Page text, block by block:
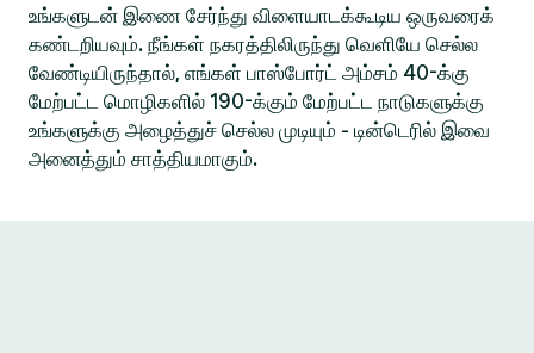
உங்களுடன் இணை சேர்ந்து விளையாடக்கூடிய ஒருவரைக்
கண்டறியவும். நீங்கள் நகரத்திலிருந்து வெளியே செல்ல
வேண்டியிருந்தால், எங்கள் பாஸ்போர்ட் அம்சம் 40-க்கு
மேற்பட்ட மொழிகளில் 190-க்கும் மேற்பட்ட நாடுகளுக்கு
உங்களுக்கு அழைத்துச் செல்ல முடியும் - டின்டெரில் இவை
அனைத்தும் சாத்தியமாகும்.